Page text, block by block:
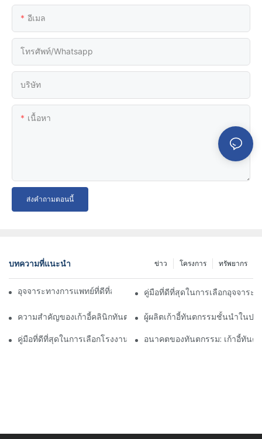
อีเมล
โทรศัพท์/whatsapp
บริษัท
เนื้อหา
ส่งคำถามตอนนี้
บทความที่แนะนำ ทรัพยากร
โครงการ
ข่าว
อุจจาระทางการแพทย์ที่ดีที่สุด: การเลือกผู้ผลิตที่เหมาะสม
คู่มือที่ดีที่สุดในการเลือกอุจจาร
ความสำคัญของเก้าอี้คลินิกทันตกรรมที่สะดวกสบาย: สร้างความสะด
ผู้ผลิตเก้าอี้ทันตกรรมชั้นนำในป
คู่มือที่ดีที่สุดในการเลือกโรงงานทันตกรรมที่ดีที่สุดอนาคตของทันตกรรม: เก้าอี้ทัน